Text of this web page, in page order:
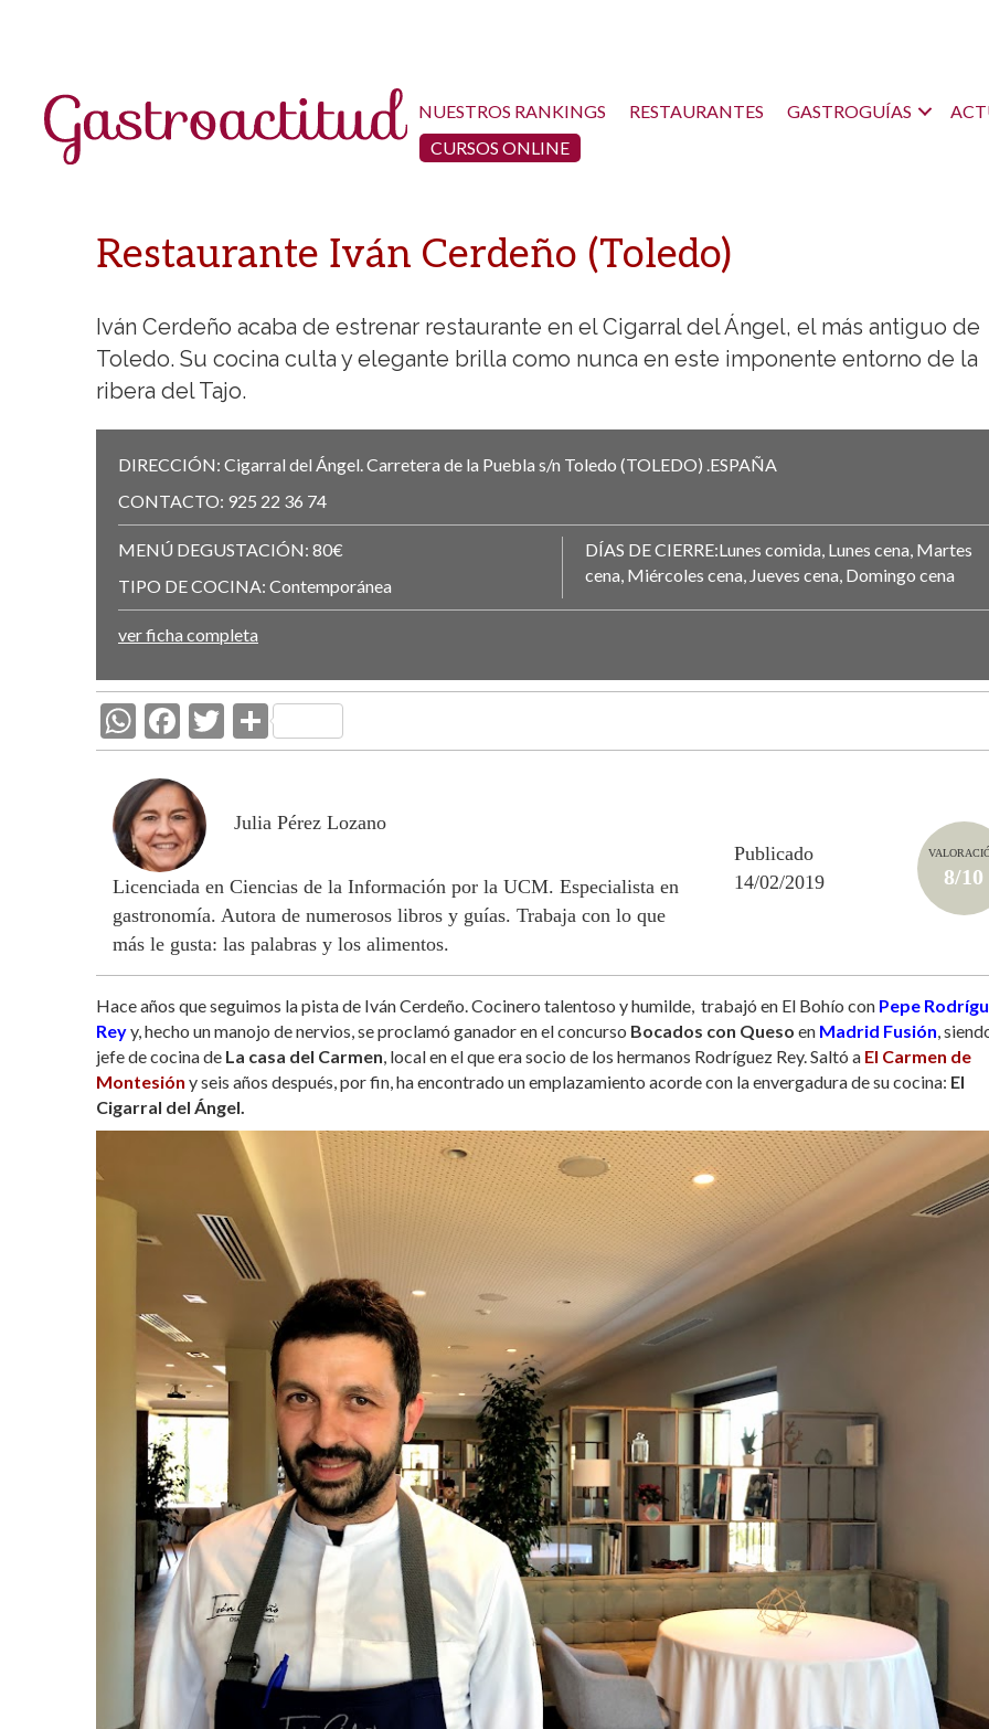
NUESTROS RANKINGS RESTAURANTES GASTROGUÍAS
CURSOS ONLINE
Restaurante Iván Cerdeño (Toledo)
Iván Cerdeño acaba de estrenar restaurante en el Cigarral del Ángel, el más antiguo de
Toledo. Su cocina culta y elegante brilla como nunca en este imponente entorno de la
ribera del Tajo.
DIRECCIÓN: Cigarral del Ángel. Carretera de la Puebla s/n Toledo (TOLEDO) ESPAÑA
CONTACTO: 925 22 36 74
MENÚ DEGUSTACIÓN: 80€
TIPO DE COCINA: Contemporánea
DÍAS DE CIERRE:Lunes comida, Lunes cena, Martes
cena, Miércoles cena, Jueves cena, Domingo cena
ver ficha completa
W
h
at
s
A
p
p
F
ac
e
b
o
o
k
T
w
er
C
o
p
ti
r
Julia Pérez Lozano
Licenciada en Ciencias de la Información por la UCM. Especialista en
gastronomía. Autora de numerosos libros y guías. Trabaja con lo que
más le gusta: las palabras y los alimentos.
Publicado
14/02/2019
8/10
Hace años que seguimos la pista de Iván Cerdeño. Cocinero talentoso y humilde, trabajó en El Bohío con Pepe
Reyy, hecho un manojo de nervios, se proclamó ganador en el concurso Bocados con Queso en Madrid Fusión ,
jefe de cocina de La casa del Carmen , local en el que era socio de los hermanos Rodríguez Rey. Saltó a El Carmen de
Montesión y seis años después, por fin, ha encontrado un emplazamiento acorde con la envergadura de su cocina: El
Cigarral del Ángel.